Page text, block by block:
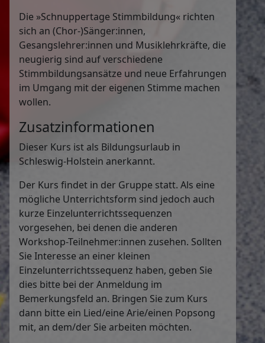
Die »Schnuppertage Stimmbildung« richten
sich an (Chor-)Sänger:innen,
Gesangslehrer:innen und Musiklehrkräfte, die
neugierig sind auf verschiedene
Stimmbildungsansätze und neue Erfahrungen
im Umgang mit der eigenen Stimme machen
wollen.
Zusatzinformationen
Dieser Kurs ist als Bildungsurlaub in
Schleswig-Holstein anerkannt.
Der Kurs findet in der Gruppe statt. Als eine
mögliche Unterrichtsform sind jedoch auch
kurze Einzelunterrichtssequenzen
vorgesehen, bei denen die anderen
Workshop-Teilnehmer:innen zusehen. Sollten
Sie Interesse an einer kleinen
Einzelunterrichtssequenz haben, geben Sie
dies bitte bei der Anmeldung im
Bemerkungsfeld an. Bringen Sie zum Kurs
dann bitte ein Lied/eine Arie/einen Popsong
mit, an dem/der Sie arbeiten möchten.